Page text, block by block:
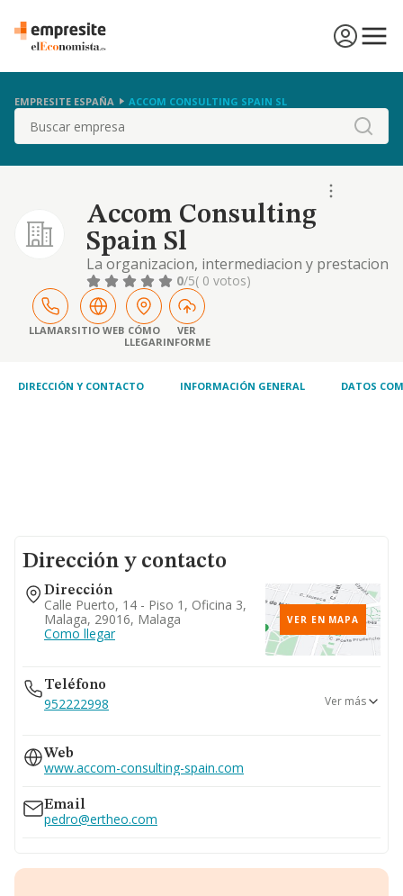
EMPRESITE ESPAÑA ACCOM CONSULTING SPAIN SL
Buscar
Accom Consulting
Spain Sl
La organizacion, intermediacion y prestacion
de cursos de español, en especial para
ciudadanos extranjeros. la docencia de la
lengua española. la organizacion de
actividades culturales y de ocio. el alquiler de
aparatos de telefonia. el asesoramiento en
0/5( 0 votos)
LLAMARSITIO WEB CÓMO
LLEGAR
VER
INFORME
DIRECCIÓN Y CONTACTO INFORMACIÓN GENERAL DATOS
Dirección y contacto
Dirección
Calle Puerto, 14 - Piso 1, Oficina 3,
Malaga, 29016, Malaga
Como llegar
VER EN MAPA
Teléfono
952222998
952632797
952211437
Ver más
Web
www.accom-consulting-spain.com
Email
pedro@ertheo.com